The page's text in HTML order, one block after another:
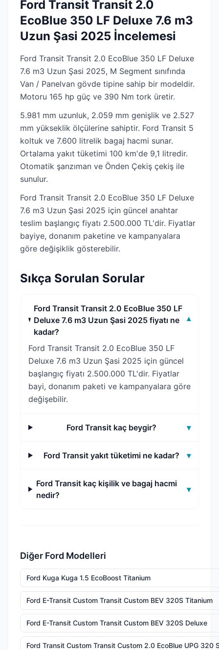
Ford Transit Transit 2.0
EcoBlue 350 LF Deluxe 7.6 m3
Uzun Şasi 2025 İncelemesi
Ford Transit Transit 2.0 EcoBlue 350 LF Deluxe
7.6 m3 Uzun Şasi 2025, M Segment sınıfında
Van / Panelvan gövde tipine sahip bir modeldir.
Motoru 165 hp güç ve 390 Nm tork üretir.
5.981 mm uzunluk, 2.059 mm genişlik ve 2.527
mm yükseklik ölçülerine sahiptir. Ford Transit 5
koltuk ve 7.600 litrelik bagaj hacmi sunar.
Ortalama yakıt tüketimi 100 km'de 9,1 litredir.
Otomatik şanzıman ve Önden Çekiş çekiş ile
sunulur.
Ford Transit Transit 2.0 EcoBlue 350 LF Deluxe
7.6 m3 Uzun Şasi 2025 için güncel anahtar
teslim başlangıç fiyatı 2.500.000 TL'dir. Fiyatlar
bayiye, donanım paketine ve kampanyalara
göre değişiklik gösterebilir.
Sıkça Sorulan Sorular
Ford Transit Transit 2.0 EcoBlue 350 LF
Deluxe 7.6 m3 Uzun Şasi 2025 fiyatı ne
kadar?
▾
Ford Transit Transit 2.0 EcoBlue 350 LF
Deluxe 7.6 m3 Uzun Şasi 2025 için güncel
başlangıç fiyatı 2.500.000 TL'dir. Fiyatlar
bayi, donanım paketi ve kampanyalara göre
değişebilir.
Ford Transit kaç beygir? ▾
Ford Transit yakıt tüketimi ne kadar? ▾
Ford Transit kaç kişilik ve bagaj hacmi
nedir?
▾
Diğer Ford Modelleri
Ford Kuga Kuga 1.5 EcoBoost Titanium
Ford E-Transit Custom Transit Custom BEV 320S Titanium
Ford E-Transit Custom Transit Custom BEV 320S Deluxe
Ford Transit Custom Transit Custom 2.0 EcoBlue UPG 320